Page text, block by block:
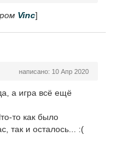
Vinc]
написано: 10 Апр 2020
а игра всё ещё
то как было
так и осталось... :(